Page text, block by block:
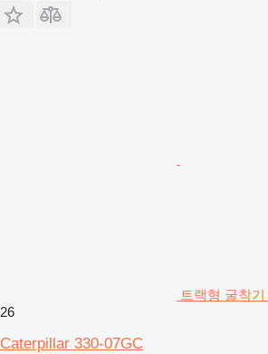
트랙형 굴착
26
Caterpillar 330-07GC